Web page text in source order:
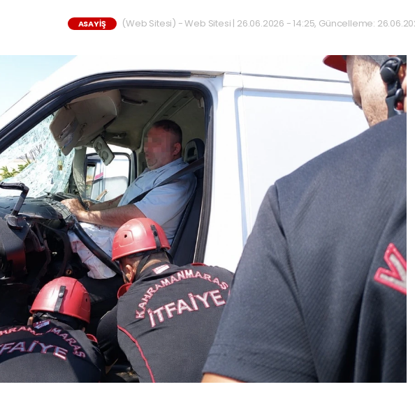
ASAYIŞ (Web Sitesi) - Web Sitesi | 26.06.2026 - 14:25, Güncelleme: